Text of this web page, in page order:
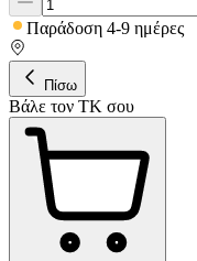
Παράδοση 4-9 ημέρες
Πίσω
Βάλε τον ΤΚ σου